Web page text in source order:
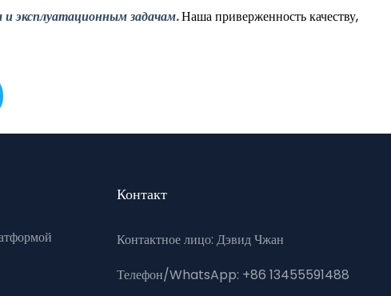
эксплуатационным задачам.Наша приверженность качеству,
Контакт
Контактное лицо: Дэвид Чжан
Телефон/WhatsApp: +86 13455591488